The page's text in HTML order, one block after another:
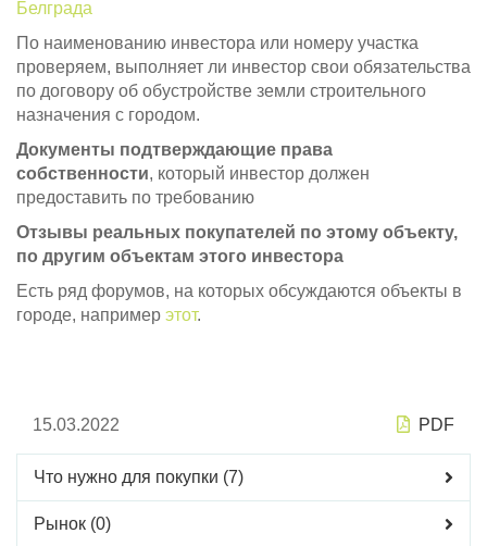
Белграда
По наименованию инвестора или номеру участка
проверяем, выполняет ли инвестор свои обязательства
по договору об обустройстве земли строительного
назначения с городом.
Документы подтверждающие права
собственности, который инвестор должен
предоставить по требованию
Отзывы реальных покупателей по этому объекту,
по другим объектам этого инвестора
Есть ряд форумов, на которых обсуждаются объекты в
городе, например этот.
15.03.2022 PDF
Что нужно для покупки (7)
Рынок (0)